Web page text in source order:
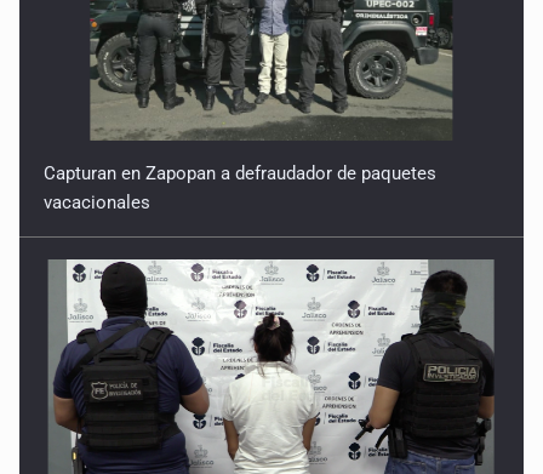
6 de Marzo de 2026
Regreso de la mayoría dominante
27 de Febrero de 2026
Regresión identitaria
20 de Febrero de 2026
Tentación hegemónica
13 de Febrero de 2026
Nudo gordiano
6 de Febrero de 2026
Capturan en Zapopan a defraudador de paquetes
vacacionales